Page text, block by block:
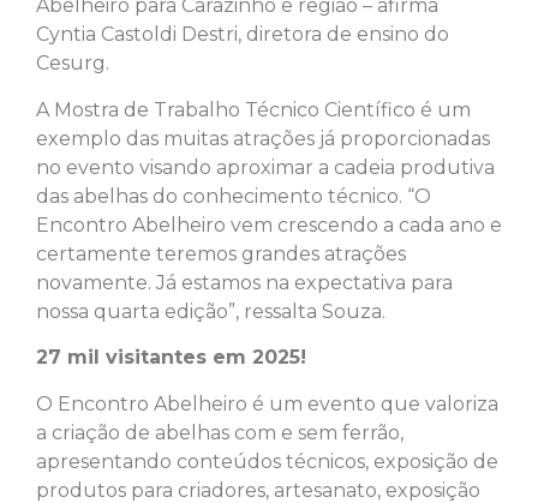
Abelheiro para Carazinho e região – afirma
Cyntia Castoldi Destri, diretora de ensino do
Cesurg.
A Mostra de Trabalho Técnico Científico é um
exemplo das muitas atrações já proporcionadas
no evento visando aproximar a cadeia produtiva
das abelhas do conhecimento técnico. “O
Encontro Abelheiro vem crescendo a cada ano e
certamente teremos grandes atrações
novamente. Já estamos na expectativa para
nossa quarta edição”, ressalta Souza.
27 mil visitantes em 2025!
O Encontro Abelheiro é um evento que valoriza
a criação de abelhas com e sem ferrão,
apresentando conteúdos técnicos, exposição de
produtos para criadores, artesanato, exposição